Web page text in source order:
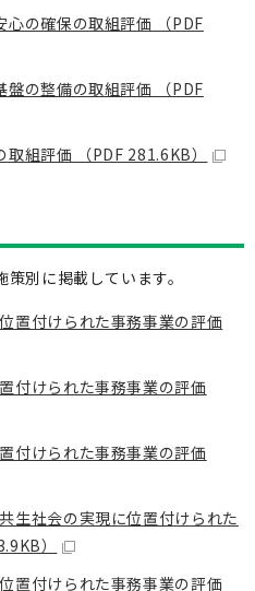
の確保の取組評価 （PDF
の整備の取組評価 （PDF
組評価 （PDF 281.6KB）
別に掲載しています。
置付けられた事務事業の評価
付けられた事務事業の評価
付けられた事務事業の評価
生社会の実現に位置付けられた
）
置付けられた事務事業の評価